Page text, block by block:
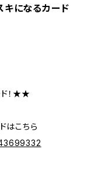
キになるカード
ド！★★
はこちら